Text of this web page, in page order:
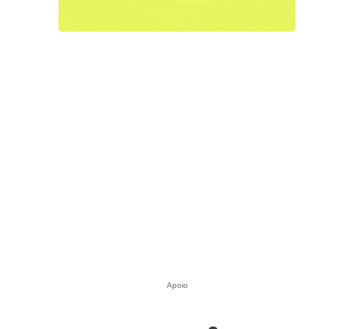
Apoio